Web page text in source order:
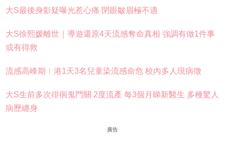
大S最後身影疑曝光惹心痛 閉眼皺眉極不適
大S徐熙媛離世｜導遊還原4天流感奪命真相 強調有做1件事
或有得救
流感高峰期︱港1天3名兒童染流感命危 校內多人現病徵
大S生前多次徘徊鬼門關 2度流產 每3個月睇新醫生 多種驚人
病歷纏身
廣告